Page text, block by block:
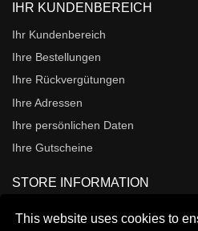
This website uses cookies to
IHR KUNDENBEREICH
Ihr Kundenbereich
Ihre Bestellungen
Ihre Rückvergütungen
Ihre Adressen
Ihre persönlichen Daten
Ihre Gutscheine
STORE INFORMATION